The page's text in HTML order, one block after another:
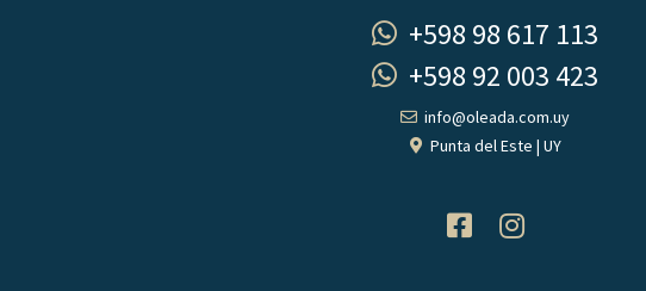
+598 98 617 113
+598 92 003 423
info@oleada.com.uy
Punta del Este | UY